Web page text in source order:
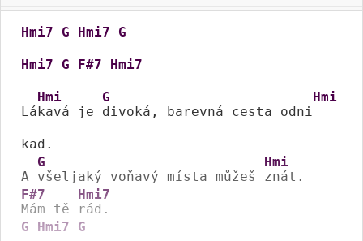
Hmi7 G Hmi7 G
Hmi7 G F#7 Hmi7
Lá
Hmi
kavá je
G
divoká, barevná cesta odni
Hmi
kad.
A
G
všeljaký voňavý místa můžeš
Hmi
F#7
Mám tě
Hmi7
G
Hmi7 G